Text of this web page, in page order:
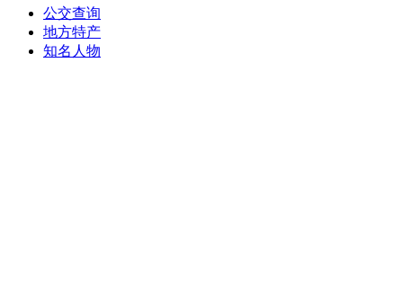
公交查询
地方特产
知名人物